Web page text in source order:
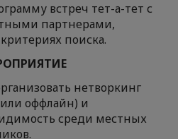
встреч тет-а-тет с
партнерами,
поиска.
нетворкинг
оффлайн) и
среди местных